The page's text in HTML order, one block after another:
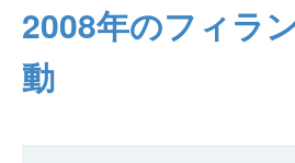
GTPシステム
仕分けシステム
ピッキングシステム
通販
食品
企業理念
会社概要
事業所一覧
オークラミュージアム
新着情報
2008年のフィラ
動